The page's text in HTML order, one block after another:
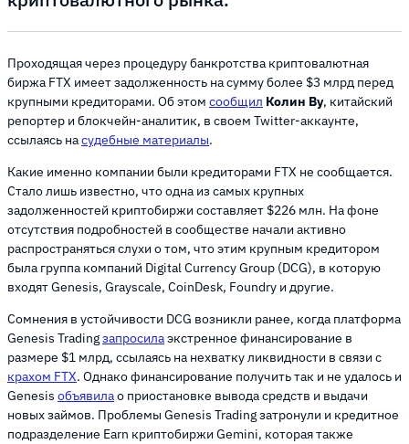
Проходящая через процедуру банкротства криптовалютная
биржа FTX имеет задолженность на сумму более $3 млрд перед
крупными кредиторами. Об этом сообщил Колин Ву, китайский
репортер и блокчейн-аналитик, в своем Twitter-аккаунте,
ссылаясь насудебные материалы.
Какие именно компании были кредиторами FTX не сообщается.
Стало лишь известно, что одна из самых крупных
задолженностей криптобиржи составляет $226 млн. На фоне
отсутствия подробностей в сообществе начали активно
распространяться слухи о том, что этим крупным кредитором
была группа компаний Digital Currency Group (DCG), в которую
входят Genesis, Grayscale, CoinDesk, Foundry и другие.
Сомнения в устойчивости DCG возникли ранее, когда платформа
Genesis Tradingзапросилаэкстренное финансирование в
размере $1 млрд, ссылаясь на нехватку ликвидности в связи с
крахом FTX. Однако финансирование получить так и не удалось и
Genesis объявилао приостановке вывода средств и выдачи
новых займов. Проблемы Genesis Trading затронули и кредитное
подразделение Earn криптобиржи Gemini, которая также